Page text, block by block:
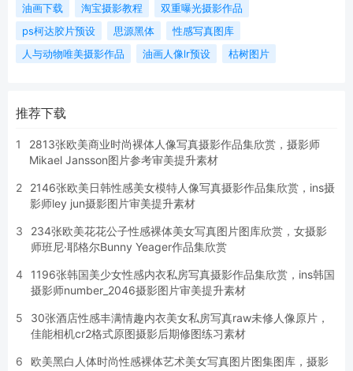
油画下载
淘宝摄影教程
双重曝光摄影作品
ps柯达胶片预设
思源黑体
性感写真图库
人与动物唯美摄影作品
油画人像lr预设 枯树图片
推荐下载
1
2813张欧美商业时尚裸体人像写真摄影作品集欣赏，摄影师
Mikael Jansson图片参考审美提升素材
2
2146张欧美日韩性感美女模特人像写真摄影作品集欣赏，ins摄
影师ley jun摄影图片审美提升素材
3
234张欧美花花公子性感裸体美女写真图片图库欣赏，女摄影
师班尼·耶格尔Bunny Yeager作品集欣赏
4
1196张韩国美少女性感内衣私房写真摄影作品集欣赏，ins韩国
摄影师number_2046摄影图片审美提升素材
5
30张酒店性感丰满情趣内衣美女私房写真raw未修人像原片，
佳能相机cr2格式原图摄影后期修图练习素材
6
欧美黑白人体时尚性感裸体艺术美女写真图片图集图库，摄影